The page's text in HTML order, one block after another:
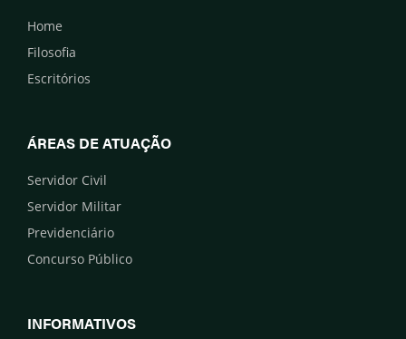
Home
Filosofia
Escritórios
ÁREAS DE ATUAÇÃO
Servidor Civil
Servidor Militar
Previdenciário
Concurso Público
INFORMATIVOS